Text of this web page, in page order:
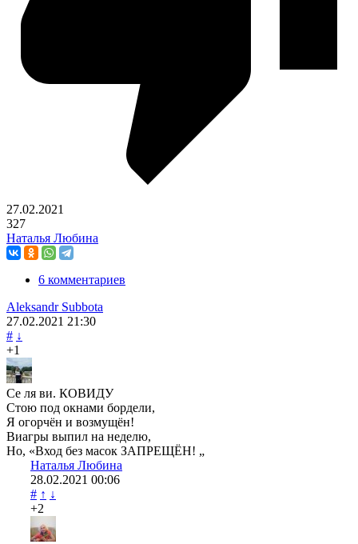
27.02.2021
327
Наталья Любина
6 комментариев
Aleksandr Subbota
27.02.2021 21:30
# ↓
+1
Се ля ви. КОВИДУ
Стою под окнами бордели,
Я огорчён и возмущён!
Виагры выпил на неделю,
Но, «Вход без масок ЗАПРЕЩЁН! „
Наталья Любина
28.02.2021 00:06
# ↑ ↓
+2